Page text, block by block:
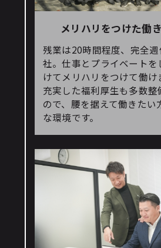
メリハリをつけた働
残業は20時間程度、完全
社。仕事とプライベートを
けてメリハリをつけて働け
充実した福利厚生も多数整
ので、腰を据えて働きたい
な環境です。